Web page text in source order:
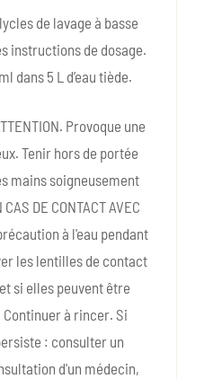
de lavage à basse
instructions de dosage.
dans 5 L d’eau tiède.
Provoque une
Tenir hors de portée
mains soigneusement
DE CONTACT AVEC
à l'eau pendant
les lentilles de contact
si elles peuvent être
à rincer. Si
: consulter un
d'un médecin,